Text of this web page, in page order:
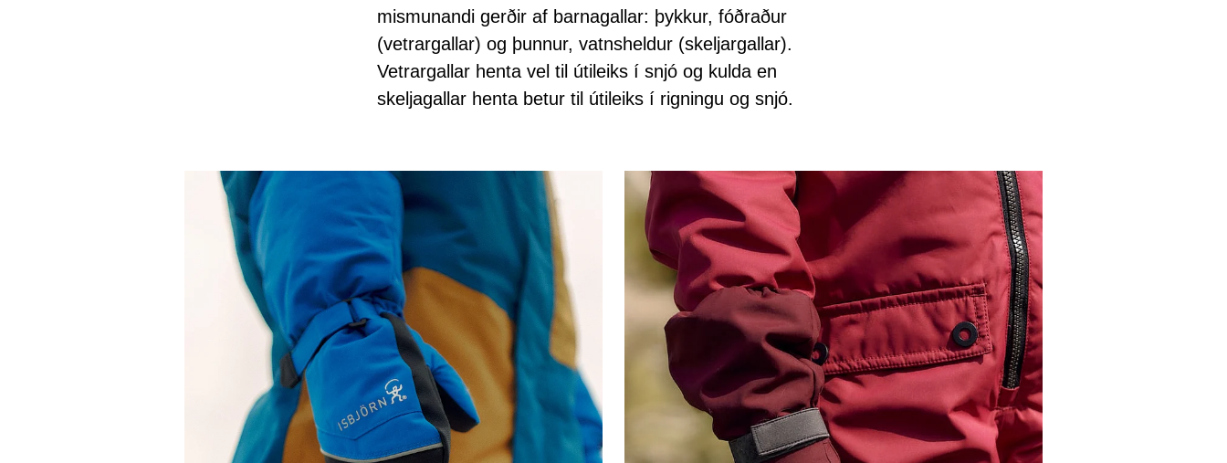
mismunandi gerðir af barnagallar: þykkur, fóðraður
(vetrargallar) og þunnur, vatnsheldur (skeljargallar).
Vetrargallar henta vel til útileiks í snjó og kulda en
skeljagallar henta betur til útileiks í rigningu og snjó.